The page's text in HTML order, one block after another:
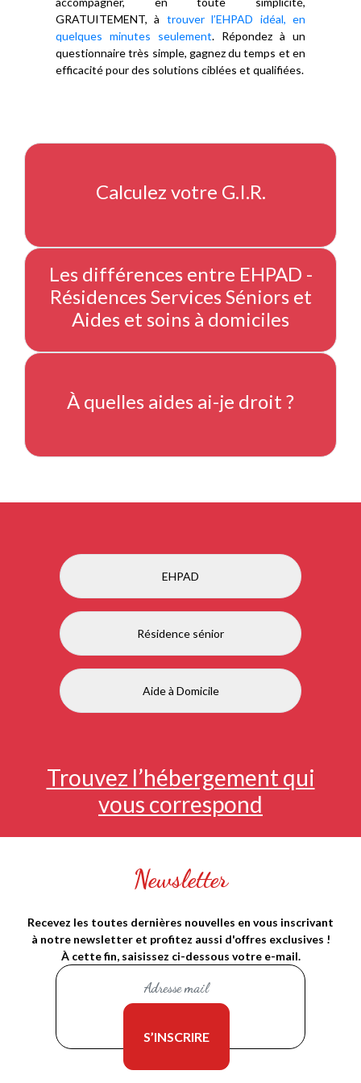
GRATUITEMENT, à trouver l’EHPAD idéal, en
quelques minutes seulement. Répondez à un
questionnaire très simple, gagnez du temps et en
efficacité pour des solutions ciblées et qualifiées.
Calculez votre G.I.R.
Les différences entre EHPAD -
Résidences Services Séniors et
Aides et soins à domiciles
À quelles aides ai-je droit ?
EHPAD
Résidence sénior
Aide à Domicile
Trouvez l’hébergement qui
vous correspond
Newsletter
Recevez les toutes dernières nouvelles en vous inscrivant
à notre newsletter et profitez aussi d'offres exclusives !
À cette fin, saisissez ci-dessous votre e-mail.